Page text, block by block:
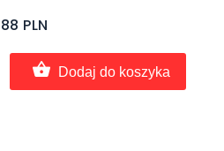
88 PLN
Dodaj do koszyka